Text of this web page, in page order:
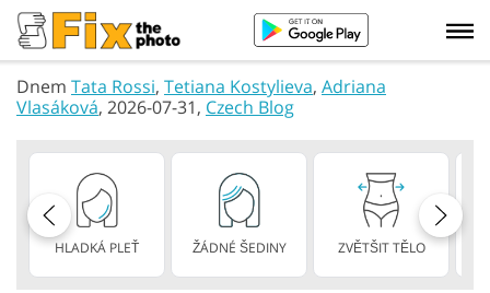
Dnem Tata Rossi, Tetiana Kostylieva, Adriana
Vlasáková, 2026-07-31, Czech Blog
HLADKÁ PLEŤ ŽÁDNÉ ŠEDINY ZVĚTŠIT TĚLO